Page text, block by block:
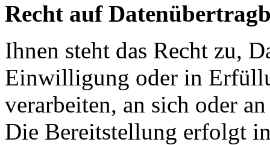
Recht auf
Ihnen steht das Recht zu,
Einwilligung oder in
verarbeiten, an sich oder
Die Bereitstellung erfolgt